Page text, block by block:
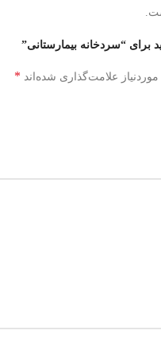
برای “سردخانه بیمارستانی”
علامت‌گذاری شده‌اند *